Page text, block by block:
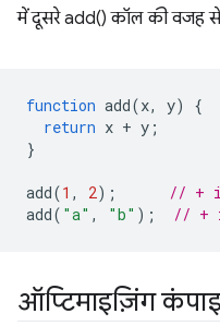
में दूसरे add() कॉल की वजह से
function add(x, y)
{
return x + y ;
}
add(1 , 2);
// +
add( "a" , "b" ); // +
ऑप्टिमाइज़िंग